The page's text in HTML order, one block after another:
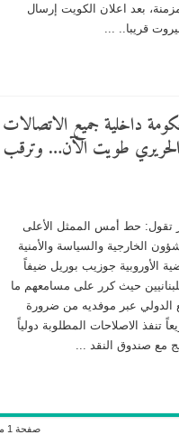
بعد اعلان الكويت إرسال
قريبا.. ...
داخلية جميع الاتصالات
الحريري طويت الآن… وترقب
تقول: حط أمس الممثل الأعلى
الخارجية والسياسة والأمنية
الأوروبية جوزيب بوريل ضيفاً
حيث كرر على مسامعهم ما
الدولي عبر موفديه من ضرورة
تنفذ الاصلاحات المطلوبة دولياً
مع صندوق النقد ...
صفحة 1 من 6